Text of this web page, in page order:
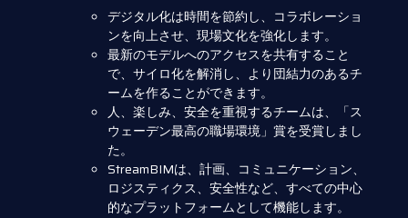
デジタル化は時間を節約し、コラボレーショ
ンを向上させ、現場文化を強化します。
最新のモデルへのアクセスを共有すること
で、サイロ化を解消し、より団結力のあるチ
ームを作ることができます。
人、楽しみ、安全を重視するチームは、「ス
ウェーデン最高の職場環境」賞を受賞しまし
た。
StreamBIMは、計画、コミュニケーション、
ロジスティクス、安全性など、すべての中心
的なプラットフォームとして機能します。